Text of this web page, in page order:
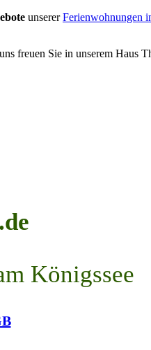
unsererFerienwohnungen
freuen Sie in unserem Haus
Königssee